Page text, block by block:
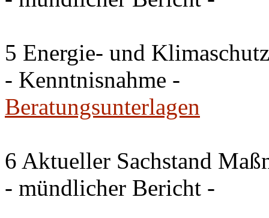
5 Energie- und
- Kenntnisnahme -
Beratungsunterlagen
6 Aktueller Sachstand
- mündlicher Bericht -